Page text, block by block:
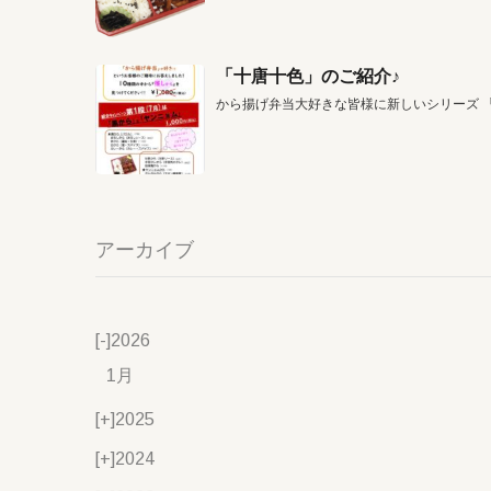
「十唐十色」のご紹介♪
から揚げ弁当大好きな皆様に新しいシリーズ
アーカイブ
[-]2026
1月
[+]2025
[+]2024